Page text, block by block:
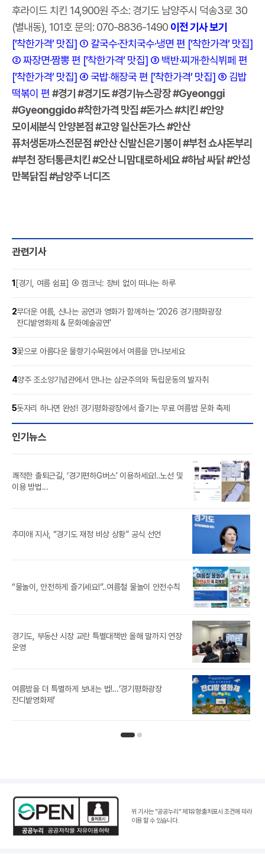
후라이드 치킨 14,900원 주소: 경기도 남양주시 덕송3로 30
(별내동), 101호 문의: 070-8836-1490 이전 기사 보기
[‘착한가격’ 맛집] ① 칼국수·잔치국수·냉면 편 [‘착한가격’ 맛집]
② 짜장면·짬뽕 편 [‘착한가격’ 맛집] ③ 백반·찌개·한식뷔페 편
[‘착한가격’ 맛집] ④ 국밥‧해장국 편 [‘착한가격’ 맛집] ⑤ 김밥
떡볶이 편 #경기 #경기도 #경기뉴스광장 #Gyeonggi
#Gyeonggido #착한가격 맛집 #돈가스 #치킨 #안양
모이세분식 안양본점 #고양 일산돈가스 #안산
퓨처생돈까스전문점 #안산 신발신은기봉이 #부천 쇼샤돈부리
#부천 장터통큰치킨 #오산 니맘대로하세요 #하남 싸닭 #안성
만복닭집 #남양주 너디즈
관련기사
1 [경기, 여름 쉼표] ④ 캠크닉: 장비 없이 떠나는 하루
2무더운 여름, 신나는 공연과 영화가 함께하는 ‘2026 경기평화광장
잔디밭영화제 & 문화예술공연’
3꽃으로 아름다운 물향기수목원에서 여름을 만나보세요
4양주 조소앙기념관에서 만나는 삼균주의와 독립운동의 발자취
5돗자리 하나면 완성! 경기평화광장에서 즐기는 무료 여름밤 문화 축제
인기뉴스
쾌적한 출퇴근길, ‘경기편하G버스’ 이용하세요!‥노선 및
이용 방법...
추미애 지사, “경기도 재정 비상 상황” 공식 선언
“물놀이, 안전하게 즐기세요!”‥여름철 물놀이 안전수칙
경기도, 부동산 시장 교란 특별대책반 올해 말까지 연장
운영
여름밤을 더 특별하게 보내는 법!…‘경기평화광장
잔디밭영화제’
위 기사는 "공공누리"제1유형:출처표시 조건에 따라
이용 할 수 있습니다.